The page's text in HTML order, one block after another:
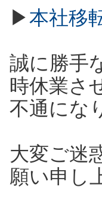
▶本社移
誠に勝手
時休業さ
不通にな
大変ご迷
願い申し